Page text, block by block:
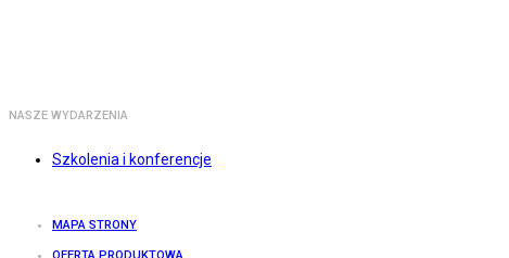
NASZE WYDARZENIA
Szkolenia i konferencje
MAPA STRONY